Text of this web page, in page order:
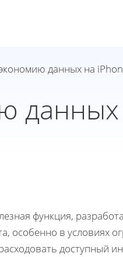
данных на
функция,
особенно в условиях
доступный